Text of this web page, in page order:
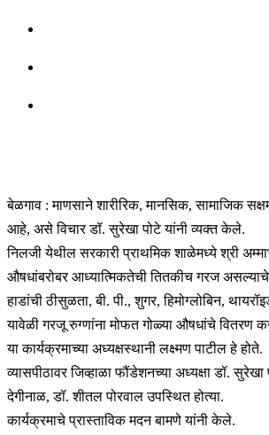
बेळगाव : माणसाने शारीरिक, मानसिक, सामाजिक
आहे, असे विचार डॉ. सुरेखा पोटे यांनी व्यक्त केले.
निलजी येथील सरकारी प्राथमिक शाळेमध्ये श्री
औषधांबरोबर आध्यात्मिकतेची तितकीच गरज असल्याचे
हाडांची ठीसुळता, बी. पी., शुगर, हिमोग्लोबिन,
यावेळी गरजू रुग्णांना मोफत गोळ्या औषधांचे वितरण
या कार्यक्रमाच्या अध्यक्षस्थानी लक्ष्मण पाटील हे होते.
व्यासपीठावर जिव्हाळा फौंडेशनच्या अध्यक्षा डॉ.
देगीनाळ, डॉ. शीतल पोरवाल उपस्थित होत्या.
कार्यक्रमाचे प्रास्ताविक मदन बामणे यांनी केले.